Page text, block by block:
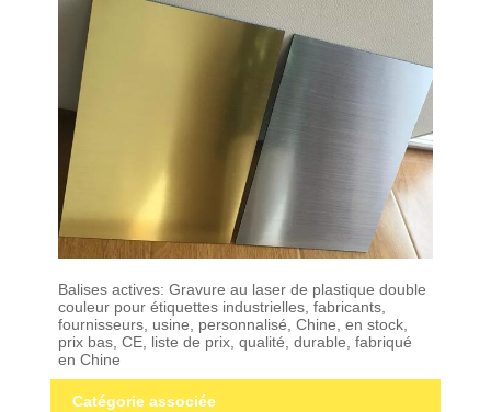
Balises actives: Gravure au laser de plastique double
couleur pour étiquettes industrielles, fabricants,
fournisseurs, usine, personnalisé, Chine, en stock,
prix bas, CE, liste de prix, qualité, durable, fabriqué
en Chine
Catégorie associée